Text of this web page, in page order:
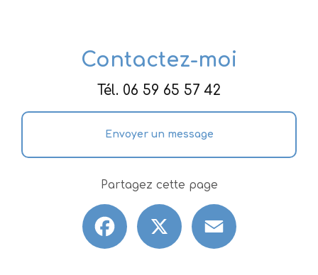
Contactez-moi
Tél. 06 59 65 57 42
Envoyer un message
Partagez cette page
Facebook